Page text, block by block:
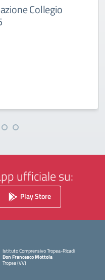
Collegio
ufficiale su:
Play Store
Istituto Comprensivo Tropea-Ricadi
Don Francesco Mottola
Tropea (VV)
— Visita la pagina iniziale della scuola